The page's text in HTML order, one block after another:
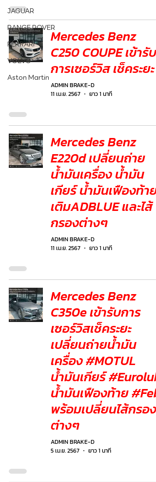
JAGUAR
RANGE ROVER
FERRARI
VOLVO
Aston Martin
Mercedes Benz
C250 COUPE เข้ารับ
การเซอร์วิส เช็คระยะ
ADMIN BRAKE-D
11 เม.ย. 2567
ยาว 1 นาที
Mercedes Benz
E220d เปลี่ยนถ่าย
น้ำมันเครื่อง น้ำมัน
เกียร์ น้ำมันเฟืองท้าย
เติมADBLUE และไส้
กรองต่างๆ
ADMIN BRAKE-D
11 เม.ย. 2567
ยาว 1 นาที
Mercedes Benz
C350e เข้ารับการ
เซอร์วิสเช็คระยะ
เปลี่ยนถ่ายน้ำมัน
เครื่อง #MOTUL
น้ำมันเกียร์ #Eurolub
น้ำมันเฟืองท้าย #Febi
พร้อมเปลี่ยนไส้กรอง
ต่างๆ
ADMIN BRAKE-D
5 เม.ย. 2567
ยาว 1 นาที